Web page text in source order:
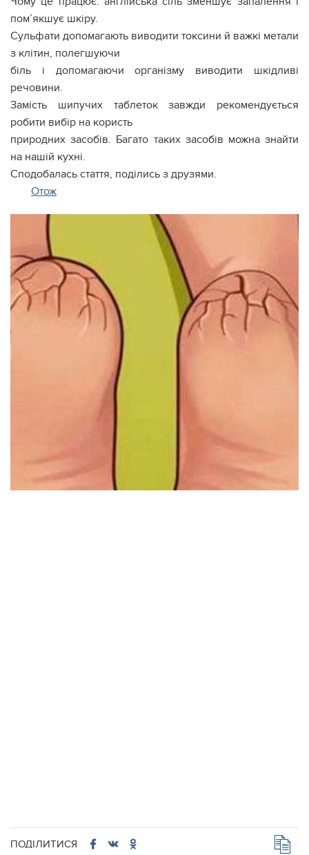
пом’якшує шкіру.
Сульфати допомагають виводити токсини й важкі метали
з клітин, полегшуючи
біль і допомагаючи організму виводити шкідливі
речовини.
Замість шипучих таблеток завжди рекомендується
робити вибір на користь
природних засобів. Багато таких засобів можна знайти
на нашій кухні.
Сподобалась стаття, поділись з друзями.
Отож
ПОДІЛИТИСЯ